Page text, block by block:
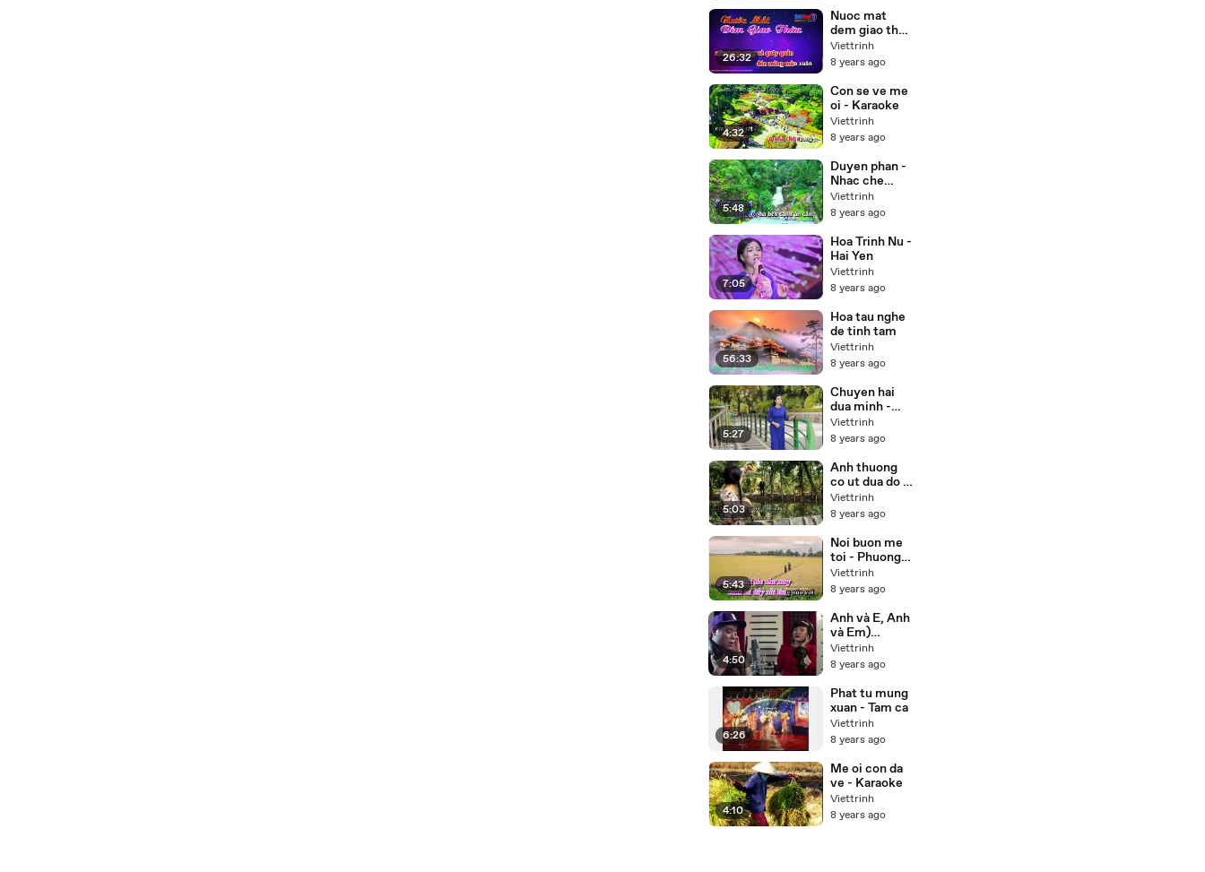
26:32
Nuoc mat
dem giao thua
- Karaoke
Viettrinh
8 years ago
4:32
Con se ve me
oi - Karaoke
Viettrinh
8 years ago
5:48
Duyen phan -
Nhac che
(Karaoke)
Viettrinh
8 years ago
7:05
Hoa Trinh Nu -
Hai Yen
Viettrinh
8 years ago
56:33
Hoa tau nghe
de tinh tam
Viettrinh
8 years ago
5:27
Chuyen hai
dua minh -
Duong hong
loan
Viettrinh
8 years ago
5:03
Anh thuong
co ut dua do -
Luu anh
loan,Truong
Viettrinh
8 years ago
5:43
Noi buon me
toi - Phuong
my chi (
karaoke)
Viettrinh
8 years ago
4:50
Anh và E, Anh
và Em)
Valentine
Song 2013 -
Viettrinh
8 years ago
6:26
Phat tu mung
xuan - Tam ca
Viettrinh
8 years ago
4:10
Me oi con da
ve - Karaoke
Viettrinh
8 years ago